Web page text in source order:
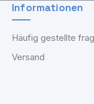
Informationen
Häufig gestellte
Versand